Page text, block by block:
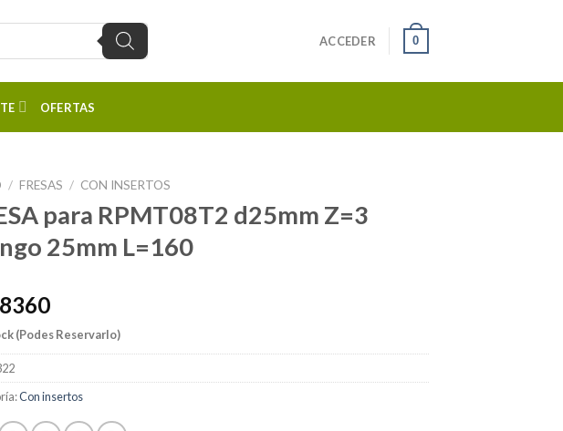
ACCEDER 0
OFERTAS
/ FRESAS / CON INSERTOS
para RPMT08T2 d25mm Z=3
25mm L=160
(Podes Reservarlo)
Con insertos